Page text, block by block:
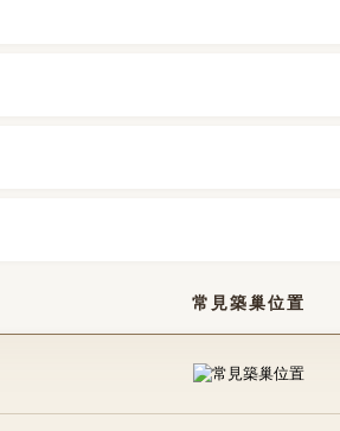
常見築巢位置